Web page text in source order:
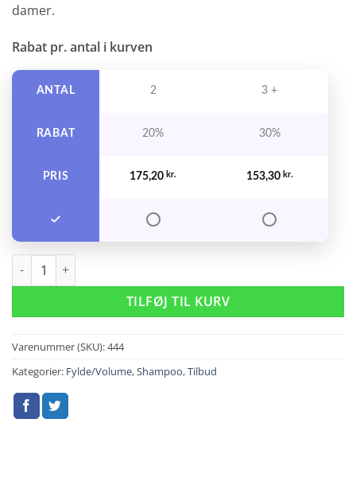
damer.
Rabat pr. antal i kurven
ANTAL
RABAT
PRIS
2 3 +
20% 30%
175,20 kr. 153,30 kr.
Evo Water Killer Dry Shampoo Brunette 200 ml. antal
TILFØJ TIL KURV
Varenummer (SKU):444
Kategorier: Fylde/Volume,Shampoo,Tilbud